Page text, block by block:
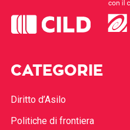
CATEGORIE
Diritto d’Asilo
Politiche di frontiera